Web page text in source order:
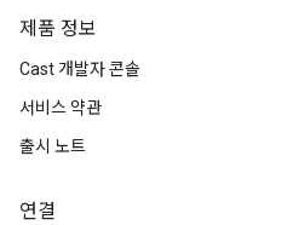
제품 정보
Cast 개발자 콘솔
서비스 약관
출시 노트
연결